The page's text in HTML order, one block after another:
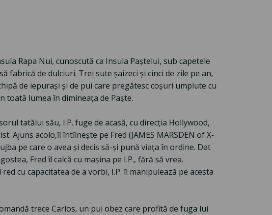
Rapa Nui, cunoscută ca Insula Paștelui, sub capetele
fabrică de dulciuri. Trei sute șaizeci și cinci de zile pe an,
de iepurași și de pui care pregătesc coșuri umplute cu
lumea în dimineața de Paște.
tatălui său, I.P. fuge de acasă, cu direcția Hollywood,
Ajuns acolo,îl întîlnește pe Fred (JAMES MARSDEN of X-
pe care o avea și decis să-și pună viața în ordine. Dat
Fred îl calcă cu mașina pe I.P., fără să vrea.
cu capacitatea de a vorbi, I.P. îl manipulează pe acesta
trece Carlos, un pui obez care profită de fuga lui